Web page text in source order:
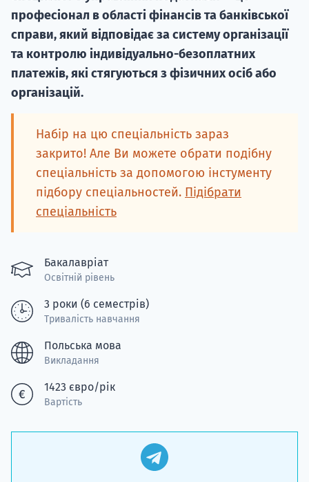
професіонал в області фінансів та банківської
справи, який відповідає за систему організації
та контролю індивідуально-безоплатних
платежів, які стягуються з фізичних осіб або
організацій.
Набір на цю спеціальність зараз
закрито! Але Ви можете обрати подібну
спеціальність за допомогою інстументу
підбору спеціальностей. Підібрати
спеціальність
Бакалавріат
Освітній рівень
3 роки (6 семестрів)
Тривалість навчання
Польська мова
Викладання
1423 євро/рік
Вартість